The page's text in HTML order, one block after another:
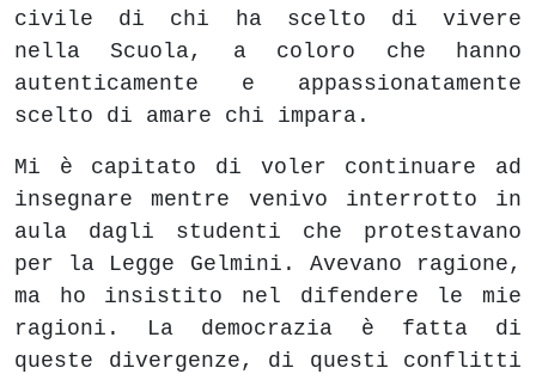
civile di chi ha scelto di vivere
nella Scuola, a coloro che hanno
autenticamente e appassionatamente
scelto di amare chi impara.
Mi è capitato di voler continuare ad
insegnare mentre venivo interrotto in
aula dagli studenti che protestavano
per la Legge Gelmini. Avevano ragione,
ma ho insistito nel difendere le mie
ragioni. La democrazia è fatta di
queste divergenze, di questi conflitti